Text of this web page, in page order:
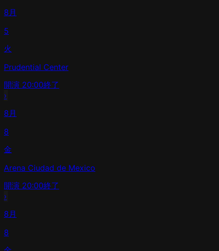
8月
5
火
Prudential Center
開演 20:00終了
›
8月
8
金
Arena Ciudad de Mexico
開演 20:00終了
›
8月
8